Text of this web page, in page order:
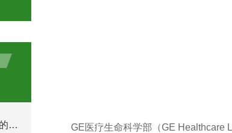
反相薄层层析板：色谱分析的“魔法师”
GE医疗生命科学部（GE Healthcare